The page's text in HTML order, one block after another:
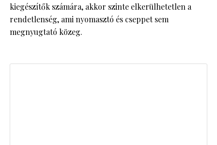
kiegészítők számára, akkor szinte elkerülhetetlen a
rendetlenség, ami nyomasztó és cseppet sem
megnyugtató közeg.